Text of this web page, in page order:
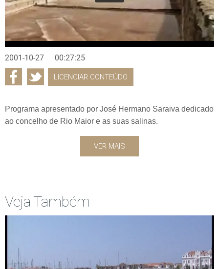
2001-10-27 00:27:25
LICENCIAR CONTEÚDO
Programa apresentado por José Hermano Saraiva dedicado
ao concelho de Rio Maior e as suas salinas.
VER MAIS
Veja Também